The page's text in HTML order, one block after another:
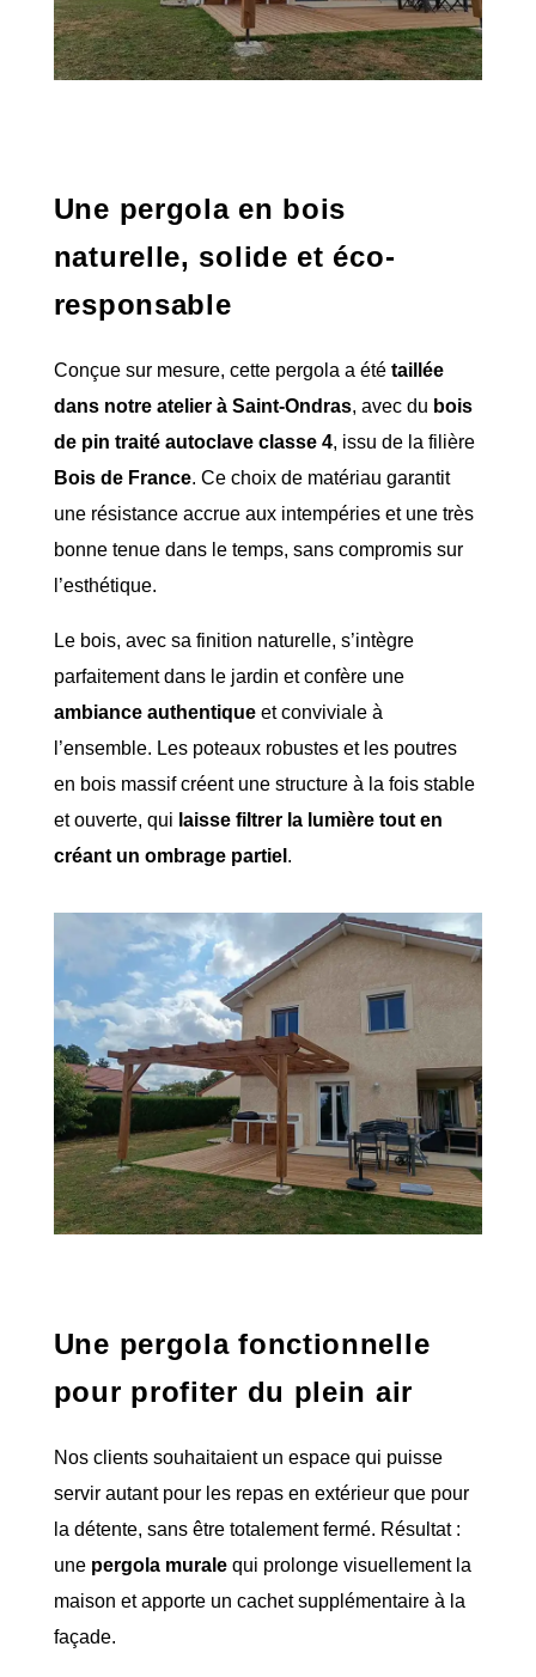
Une pergola en bois
naturelle, solide et éco-
responsable
Conçue sur mesure, cette pergola a été taillée
dans notre atelier à Saint-Ondras, avec du bois
de pin traité autoclave classe 4, issu de la filière
Bois de France. Ce choix de matériau garantit
une résistance accrue aux intempéries et une très
bonne tenue dans le temps, sans compromis sur
l’esthétique.
Le bois, avec sa finition naturelle, s’intègre
parfaitement dans le jardin et confère une
ambiance authentiqueet conviviale à
l’ensemble. Les poteaux robustes et les poutres
en bois massif créent une structure à la fois stable
et ouverte, qui laisse filtrer la lumière tout en
créant un ombrage partiel .
Une pergola fonctionnelle
pour profiter du plein air
Nos clients souhaitaient un espace qui puisse
servir autant pour les repas en extérieur que pour
la détente, sans être totalement fermé. Résultat :
une pergola muralequi prolonge visuellement la
maison et apporte un cachet supplémentaire à la
façade.